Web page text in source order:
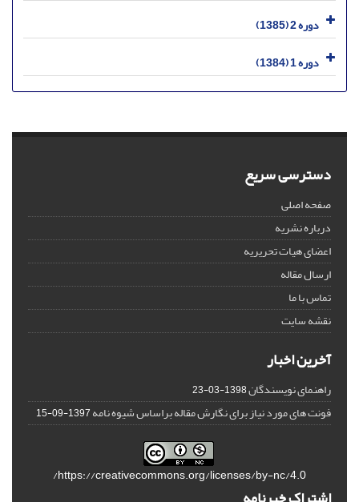
دوره 2 (1385)
دوره 1 (1384)
دسترسی سریع
صفحه اصلی
درباره نشریه
اعضای هیات تحریریه
ارسال مقاله
تماس با ما
نقشه سایت
آخرین اخبار
راهنمای نویسندگان1398-03-23
فونت های مورد نیاز برای نگارش مقاله براساس شیوه نامه1397-09-15
https://creativecommons.org/licenses/by-nc/4.0/